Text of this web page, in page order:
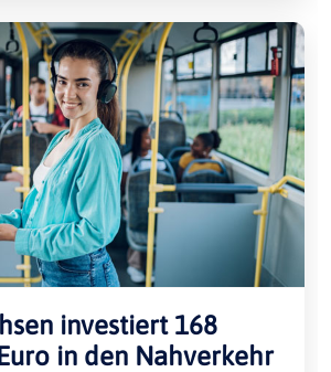
investiert 168
in den Nahverkehr